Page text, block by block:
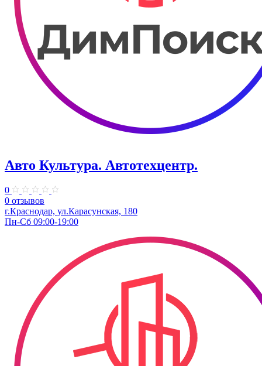
Авто Культура. ​Автотехцентр.
0
0 отзывов
​г.Краснодар, ул.Карасунская, 180
Пн-Сб 09:00-19:00